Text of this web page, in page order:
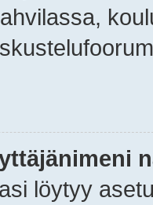
löytyy